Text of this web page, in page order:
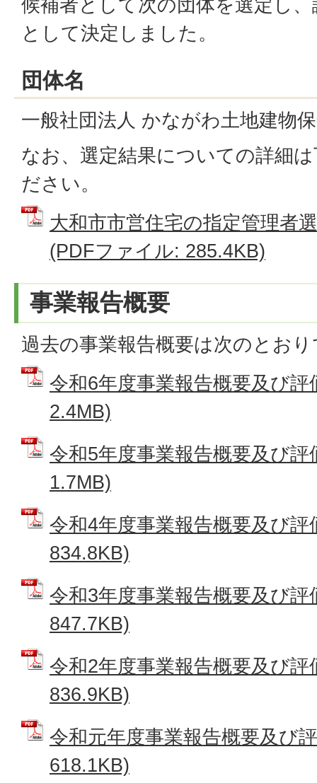
候補者として次の団体を選定し
として決定しました。
団体名
一般社団法人 かながわ土地建物
なお、選定結果についての詳細
ださい。
大和市市営住宅の指定管理者
(PDFファイル: 285.4KB)
事業報告概要
過去の事業報告概要は次のとお
令和6年度事業報告概要及び
2.4MB)
令和5年度事業報告概要及び
1.7MB)
令和4年度事業報告概要及び
834.8KB)
令和3年度事業報告概要及び
847.7KB)
令和2年度事業報告概要及び
836.9KB)
令和元年度事業報告概要及び
618.1KB)